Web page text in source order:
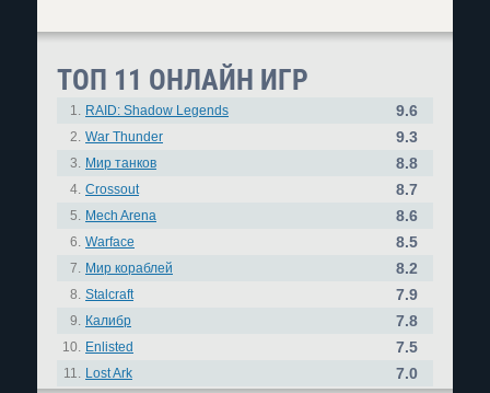
ТОП 11 ОНЛАЙН ИГР
1. RAID: Shadow Legends 9.6
2. War Thunder 9.3
3. Мир танков 8.8
4. Crossout 8.7
5. Mech Arena 8.6
6. Warface 8.5
7. Мир кораблей 8.2
8. Stalcraft 7.9
9. Калибр 7.8
10. Enlisted 7.5
11. Lost Ark 7.0